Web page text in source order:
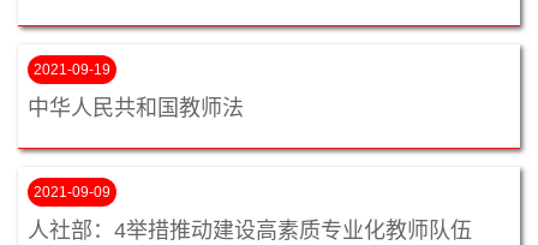
2021-09-19
中华人民共和国教师法
2021-09-09
人社部：4举措推动建设高素质专业化教师队伍